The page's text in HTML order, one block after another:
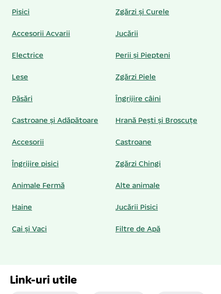
Pisici Zgărzi și Curele
Accesorii Acvarii Jucării
Electrice Perii și Piepteni
Lese Zgărzi Piele
Păsări Îngrijire câini
Castroane și Adăpătoare Hrană Pești și Broscuțe
Accesorii Castroane
Îngrijire pisici Zgărzi Chingi
Animale Fermă Alte animale
Haine Jucării Pisici
Cai și Vaci Filtre de Apă
Link-uri utile